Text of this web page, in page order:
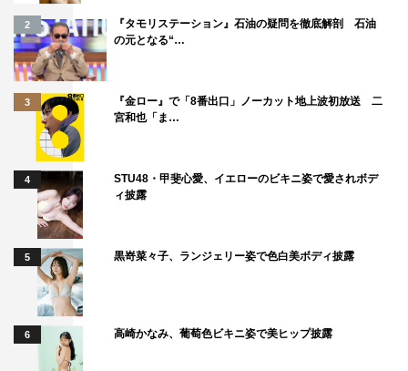
2
『タモリステーション』石油の疑問を徹底解剖 石油
の元となる“…
3
『金ロー』で「8番出口」ノーカット地上波初放送 二
宮和也「ま…
4
STU48・甲斐心愛、イエローのビキニ姿で愛されボデ
ィ披露
5 黒嵜菜々子、ランジェリー姿で色白美ボディ披露
6 高崎かなみ、葡萄色ビキニ姿で美ヒップ披露